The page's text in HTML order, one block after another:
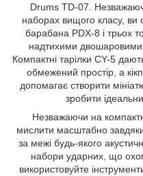
Drums TD-07.
наборах вищого класу, ви
барабана PDX-8 і трьох
надтихими двошаровими
Компактні тарілки CY-5
обмежений простір, а
допомагає створити
зробити
Незважаючи на
мислити масштабно
за межі будь-якого
набори ударних, що
використовуйте